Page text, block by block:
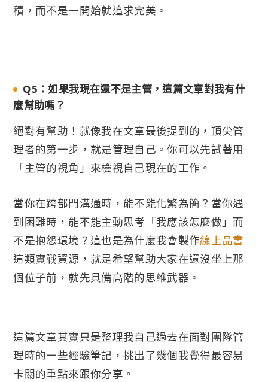
積，而不是一開始就追求完美。
Q5：如果我現在還不是主管，這篇文章對我有什
麼幫助嗎？
絕對有幫助！就像我在文章最後提到的，頂尖管
理者的第一步，就是管理自己。你可以先試著用
「主管的視角」來檢視自己現在的工作。
當你在跨部門溝通時，能不能化繁為簡？當你遇
到困難時，能不能主動思考「我應該怎麼做」而
不是抱怨環境？這也是為什麼我會製作線上品書
這類實戰資源，就是希望幫助大家在還沒坐上那
個位子前，就先具備高階的思維武器。
這篇文章其實只是整理我自己過去在面對團隊管
理時的一些經驗筆記，挑出了幾個我覺得最容易
卡關的重點來跟你分享。